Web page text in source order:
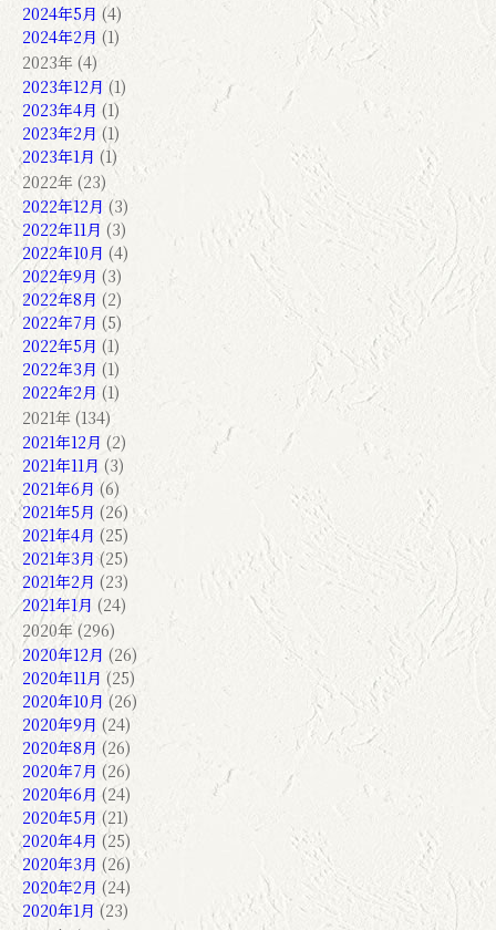
2024年5月 (4)
2024年2月 (1)
2023年 (4)
2023年12月 (1)
2023年4月 (1)
2023年2月 (1)
2023年1月 (1)
2022年 (23)
2022年12月 (3)
2022年11月 (3)
2022年10月 (4)
2022年9月 (3)
2022年8月 (2)
2022年7月 (5)
2022年5月 (1)
2022年3月 (1)
2022年2月 (1)
2021年 (134)
2021年12月 (2)
2021年11月 (3)
2021年6月 (6)
2021年5月 (26)
2021年4月 (25)
2021年3月 (25)
2021年2月 (23)
2021年1月 (24)
2020年 (296)
2020年12月 (26)
2020年11月 (25)
2020年10月 (26)
2020年9月 (24)
2020年8月 (26)
2020年7月 (26)
2020年6月 (24)
2020年5月 (21)
2020年4月 (25)
2020年3月 (26)
2020年2月 (24)
2020年1月 (23)